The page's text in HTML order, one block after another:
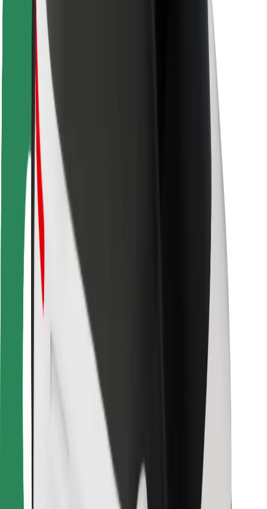
Villes
Emplacements
Solutions pour les villes
Aéroports
Stations de charge Bolt
Support
Pour les passagers
Pour les chauffeurs
Pour les livreurs
Bolt Food
Pour les propriétaires de flotte
Pour les restaurants
Bolt for Business
Fournisseurs
Conditions générales
Obtenez un trajet en quelques minutes !
Télécharger l'appli Bolt